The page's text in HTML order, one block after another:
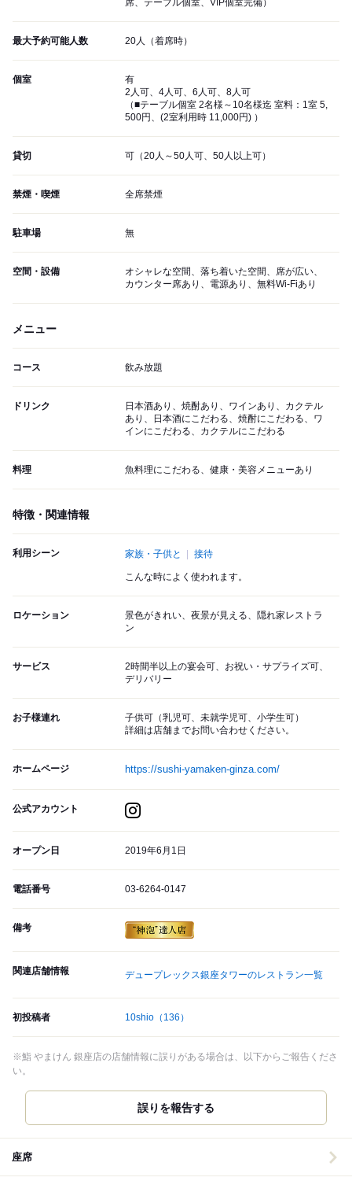
席、テーブル個室、VIP個室完備）
最大予約可能人数 20人（着席時）
個室
有
2人可、4人可、6人可、8人可
（■テーブル個室 2名様～10名様迄 室料：1室 5,
500円、(2室利用時 11,000円) ）
貸切 可（20人～50人可、50人以上可）
禁煙・喫煙 全席禁煙
駐車場 無
空間・設備
オシャレな空間、落ち着いた空間、席が広い、
カウンター席あり、電源あり、無料Wi-Fiあり
メニュー
コース 飲み放題
ドリンク
日本酒あり、焼酎あり、ワインあり、カクテル
あり、日本酒にこだわる、焼酎にこだわる、ワ
インにこだわる、カクテルにこだわる
料理 魚料理にこだわる、健康・美容メニューあり
特徴・関連情報
利用シーン 家族・子供と 接待
こんな時によく使われます。
ロケーション
景色がきれい、夜景が見える、隠れ家レストラ
ン
サービス
2時間半以上の宴会可、お祝い・サプライズ可、
デリバリー
お子様連れ
子供可（乳児可、未就学児可、小学生可）
詳細は店舗までお問い合わせください。
ホームページ https://sushi-yamaken-ginza.com/
公式アカウント
オープン日 2019年6月1日
電話番号 03-6264-0147
備考
関連店舗情報 デュープレックス銀座タワーのレストラン一覧
初投稿者 10shio （136）
※鮨 やまけん 銀座店の店舗情報に誤りがある場合は、以下からご報告くださ
い。
誤りを報告する
座席